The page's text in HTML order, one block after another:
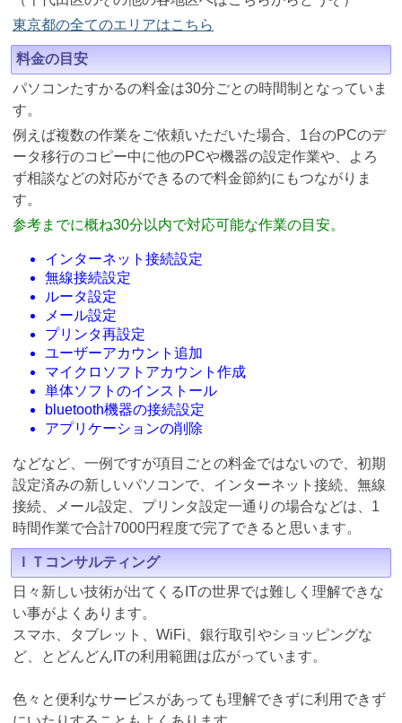
東京都の全てのエリアはこちら
料金の目安
パソコンたすかるの料金は30分ごとの時間制となっていま
す。
例えば複数の作業をご依頼いただいた場合、1台のPCのデ
ータ移行のコピー中に他のPCや機器の設定作業や、よろ
ず相談などの対応ができるので料金節約にもつながりま
す。
参考までに概ね30分以内で対応可能な作業の目安。
インターネット接続設定
無線接続設定
ルータ設定
メール設定
プリンタ再設定
ユーザーアカウント追加
マイクロソフトアカウント作成
単体ソフトのインストール
bluetooth機器の接続設定
アプリケーションの削除
などなど、一例ですが項目ごとの料金ではないので、初期
設定済みの新しいパソコンで、インターネット接続、無線
接続、メール設定、プリンタ設定一通りの場合などは、1
時間作業で合計7000円程度で完了できると思います。
ＩＴコンサルティング
日々新しい技術が出てくるITの世界では難しく理解できな
い事がよくあります。
スマホ、タブレット、WiFi、銀行取引やショッピングな
ど、とどんどんITの利用範囲は広がっています。
色々と便利なサービスがあっても理解できずに利用できず